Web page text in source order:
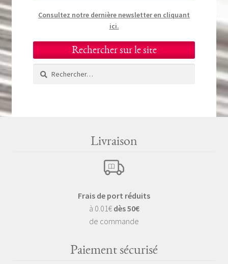
Consultez notre dernière newsletter en cliquant
ici.
Rechercher sur le site
Rechercher :
Livraison
Frais de port réduits
à 0.01€ dès 50€
de commande
Paiement sécurisé